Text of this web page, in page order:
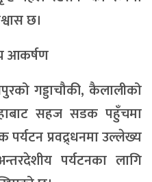
छ।
आकर्षण
गड्डाचौकी, कैलालीको
सहज सडक पहुँचमा
प्रवद्र्धनमा उल्लेख्य
पर्यटनका लागि